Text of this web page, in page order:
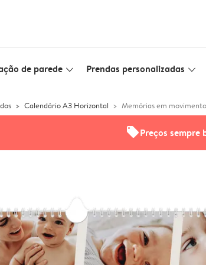
de parede slim_arrow_down Prendas personalizadas slim_arrow_down
Calendário A3 Horizontal Memórias em movimento
offersPreços